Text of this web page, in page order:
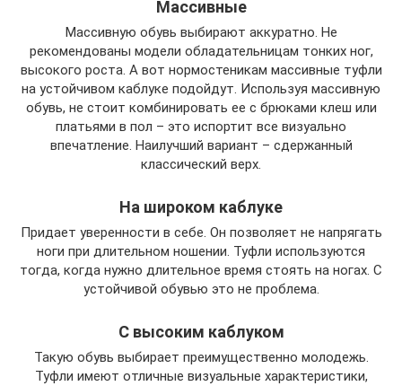
Массивные
Массивную обувь выбирают аккуратно. Не
рекомендованы модели обладательницам тонких ног,
высокого роста. А вот нормостеникам массивные туфли
на устойчивом каблуке подойдут. Используя массивную
обувь, не стоит комбинировать ее с брюками клеш или
платьями в пол – это испортит все визуально
впечатление. Наилучший вариант – сдержанный
классический верх.
На широком каблуке
Придает уверенности в себе. Он позволяет не напрягать
ноги при длительном ношении. Туфли используются
тогда, когда нужно длительное время стоять на ногах. С
устойчивой обувью это не проблема.
С высоким каблуком
Такую обувь выбирает преимущественно молодежь.
Туфли имеют отличные визуальные характеристики,